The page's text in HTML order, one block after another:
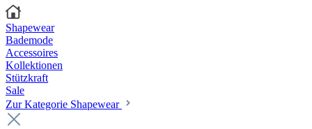
Shapewear
Bademode
Accessoires
Kollektionen
Stützkraft
Sale
Zur Kategorie Shapewear